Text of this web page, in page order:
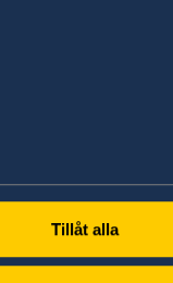
Tillåt alla
860 21 (tillfälligt